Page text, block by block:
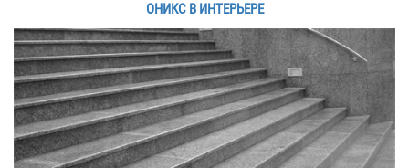
ОНИКС В ИНТЕРЬЕРЕ